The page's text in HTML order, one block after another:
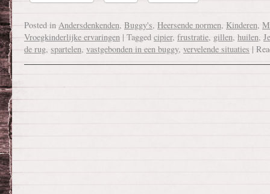
Posted in Andersdenkenden, Buggy's, Heersende normen, Kinderen,
Vroegkinderlijke ervaringen | Tagged cipier, frustratie, gillen, huilen,
de rug, spartelen, vastgebonden in een buggy, vervelende situaties |